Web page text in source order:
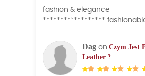
fashion & elegance
****************** fashionable
Dag on Czym Jest
Leather ?